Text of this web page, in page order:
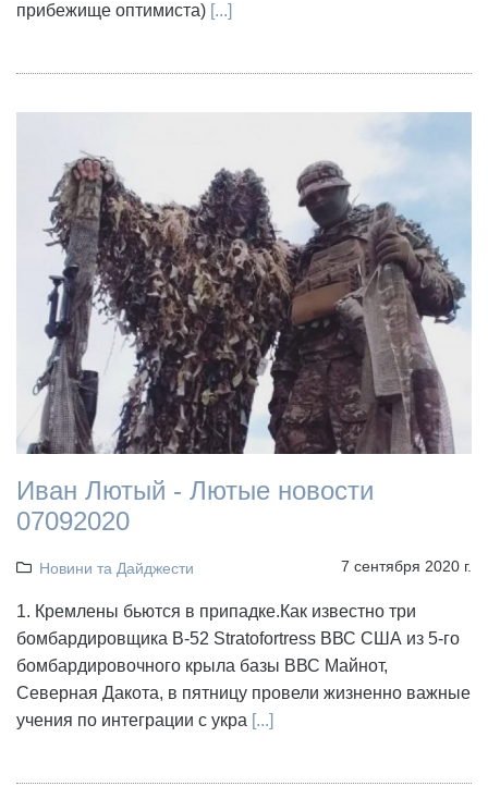
прибежище оптимиста) [...]
Иван Лютый - Лютые новости
07092020
Новини та Дайджести 7 сентября 2020 г.
1. Кремлены бьются в припадке.Как известно три
бомбардировщика B-52 Stratofortress ВВС США из 5-го
бомбардировочного крыла базы ВВС Майнот,
Северная Дакота, в пятницу провели жизненно важные
учения по интеграции с укра [...]